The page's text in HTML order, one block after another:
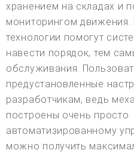
хранением на складах и
мониторингом движения.
технологии помогут
навести порядок, тем
обслуживания.
предустановленные
разработчикам, ведь
построены очень просто.
автоматизированному
можно получить